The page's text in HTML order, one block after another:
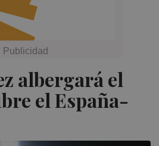
albergará el
el España-